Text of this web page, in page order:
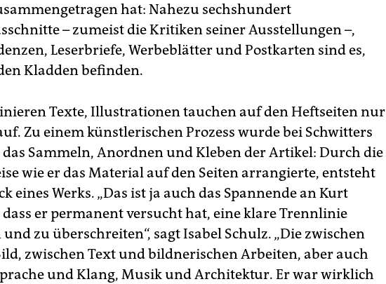
hat: Nahezu sechshundert
– zumeist die Kritiken seiner Ausstellungen –,
Leserbriefe, Werbeblätter und Postkarten sind es,
Kladden befinden.
Texte, Illustrationen tauchen auf den Heftseiten nur
Zu einem künstlerischen Prozess wurde bei Schwitters
das Sammeln, Anordnen und Kleben der Artikel: Durch die
wie er das Material auf den Seiten arrangierte, entsteht
eines Werks. „Das ist ja auch das Spannende an Kurt
er permanent versucht hat, eine klare Trennlinie
zu überschreiten“, sagt Isabel Schulz. „Die zwischen
zwischen Text und bildnerischen Arbeiten, aber auch
und Klang, Musik und Architektur. Er war wirklich